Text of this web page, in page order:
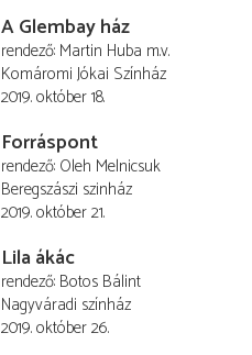
A Glembay ház
rendező Martin Huba m.v.
Komáromi Jókai Színház
2019. október 18.
Forráspont
rendező Oleh Melnicsuk
Beregszászi szinház
2019. október 21.
Lila ákác
rendező Botos Bálint
Nagyváradi színház
2019. október 26.